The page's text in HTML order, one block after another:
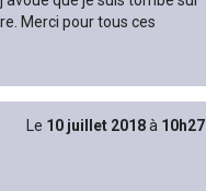
Merci pour tous ces
Le 10 juillet 2018à 10h27